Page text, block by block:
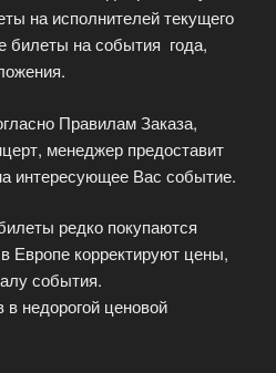
на исполнителей текущего
билеты на события года,
Правилам Заказа,
менеджер предоставит
интересующее Вас событие.
редко покупаются
Европе корректируют цены,
события.
в недорогой ценовой